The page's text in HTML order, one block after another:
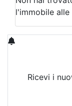
l'immobile alle
Ricevi i